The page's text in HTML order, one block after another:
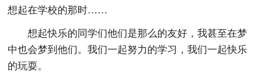
想起在学校的那时……
想起快乐的同学们他们是那么的友好，我甚至在梦
中也会梦到他们。我们一起努力的学习，我们一起快乐
的玩耍。